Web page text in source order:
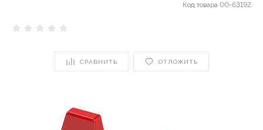
Код товара 00-63192
СРАВНИТЬ ОТЛОЖИТЬ